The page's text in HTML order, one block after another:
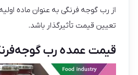
از رب گوجه فرنگی به عنوان ماده
تعیین قیمت تأثیرگذار باشد.
قیمت عمده رب